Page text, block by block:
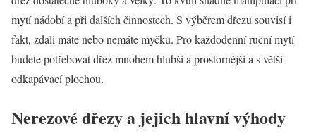
mytí nádobí a při dalších činnostech. S výběrem dřezu souvisí i
fakt, zdali máte nebo nemáte myčku. Pro každodenní ruční mytí
budete potřebovat dřez mnohem hlubší a prostornější a s větší
odkapávací plochou.
Nerezové dřezy a jejich hlavní výhody